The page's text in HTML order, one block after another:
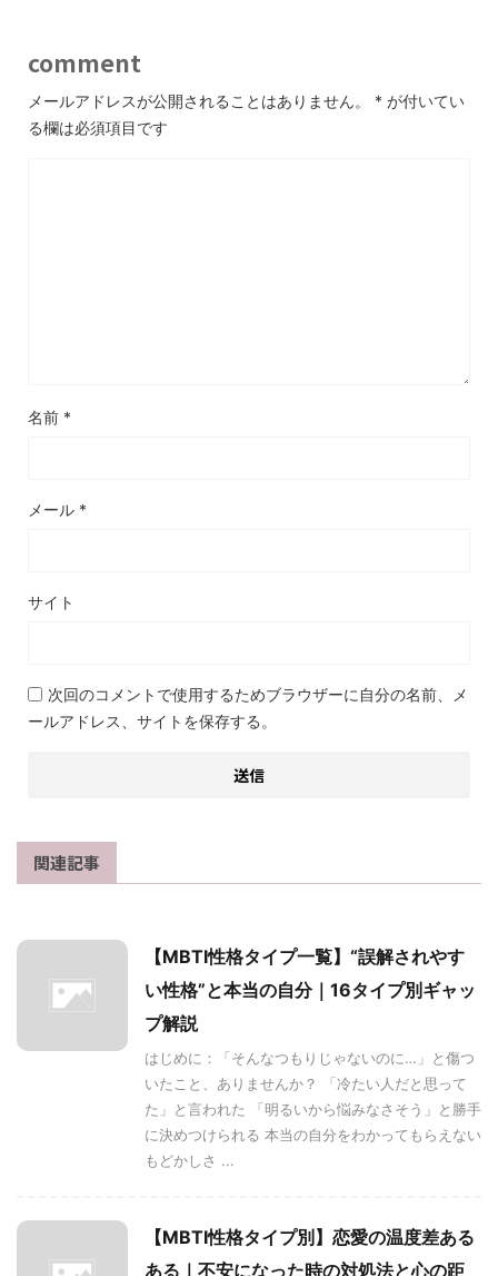
comment
メールアドレスが公開されることはありません。 * が付いてい
る欄は必須項目です
名前 *
メール *
サイト
次回のコメントで使用するためブラウザーに自分の名前、メ
ールアドレス、サイトを保存する。
関連記事
【MBTI性格タイプ一覧】“誤解されやす
い性格”と本当の自分｜16タイプ別ギャッ
プ解説
はじめに：「そんなつもりじゃないのに…」と傷つ
いたこと、ありませんか？ 「冷たい人だと思って
た」と言われた 「明るいから悩みなさそう」と勝手
に決めつけられる 本当の自分をわかってもらえない
もどかしさ ...
【MBTI性格タイプ別】恋愛の温度差ある
ある｜不安になった時の対処法と心の距